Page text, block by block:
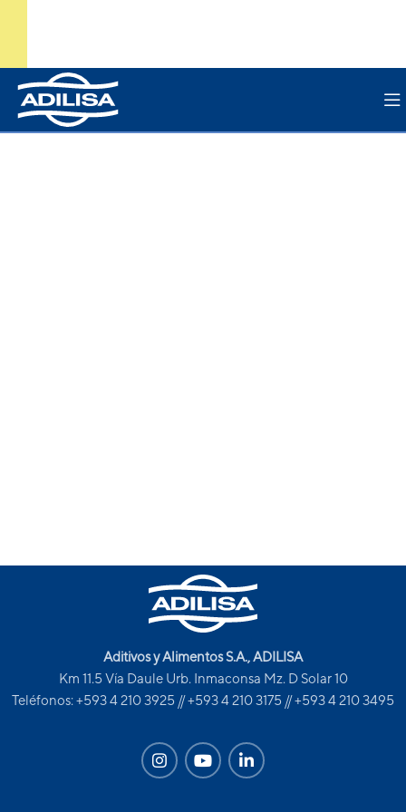
Aditivos y Alimentos S.A., ADILISA
Km 11.5 Vía Daule Urb. Inmaconsa Mz. D Solar 10
Teléfonos: +593 4 210 3925 // +593 4 210 3175 // +593 4 210 3495